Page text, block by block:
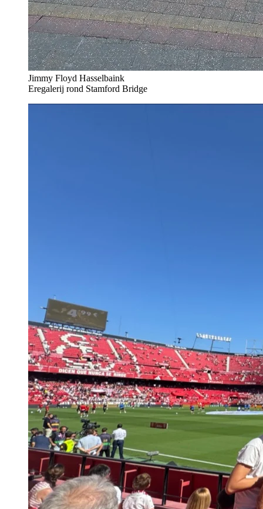
Jimmy Floyd Hasselbaink
Eregalerij rond Stamford Bridge